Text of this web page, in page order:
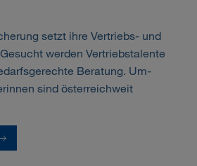
setzt ihre Vertriebs- und
werden Vertriebstalente
Beratung. Um-
sind österreichweit